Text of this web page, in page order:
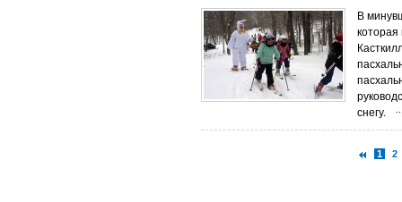
В
которая
снегу.
1 2